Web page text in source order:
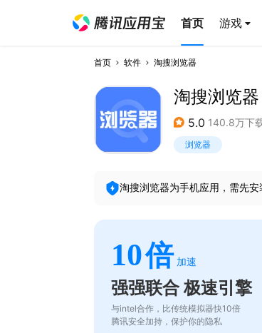
首页 游戏
首页 软件 淘搜浏览器
淘搜浏览器
5.0 140.8万下
浏览器
淘搜浏览器为手机应用，需先
10倍 加速
强强联合 极速引擎
与intel合作，比传统模拟器快10倍
腾讯安全加持，保护你的隐私